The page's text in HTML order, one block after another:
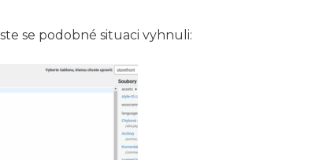
se podobné situaci vyhnuli: